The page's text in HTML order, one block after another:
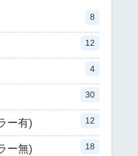
8
12
4
30
ー有) 12
ー無) 18